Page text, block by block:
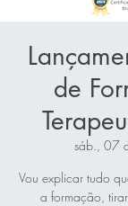
de
sáb., 07
Vou explicar tudo
a formação,